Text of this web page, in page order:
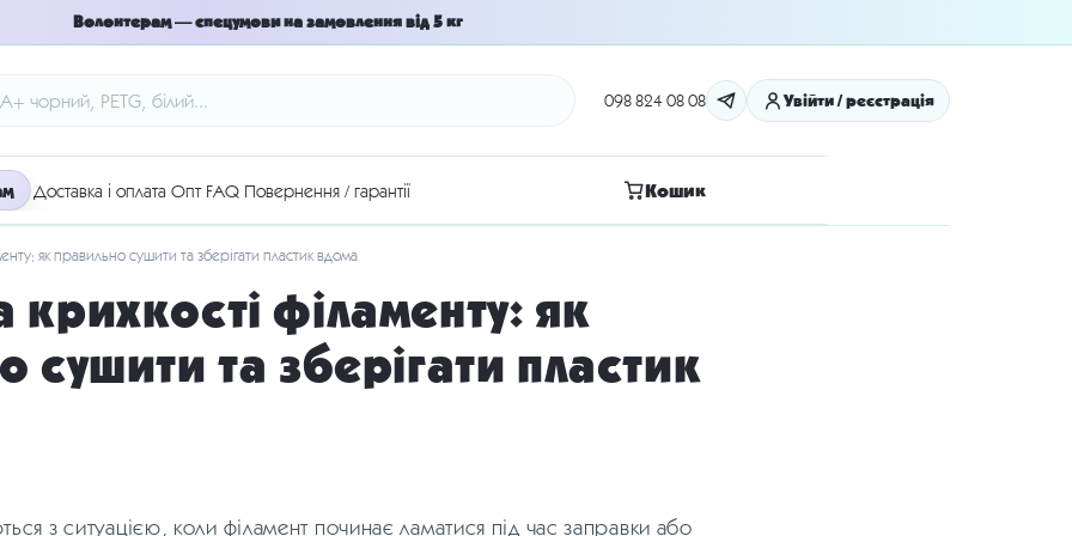
Волонтерам — спецумови на замовлення від 5 кг
098 824 08 08 Увійти / реєстрація
Доставка і оплата Опт FAQ Повернення / гарантії Кошик
як правильно сушити та зберігати пластик вдома
філаменту: як
сушити та зберігати пластик
з ситуацією, коли філамент починає ламатися під час заправки або